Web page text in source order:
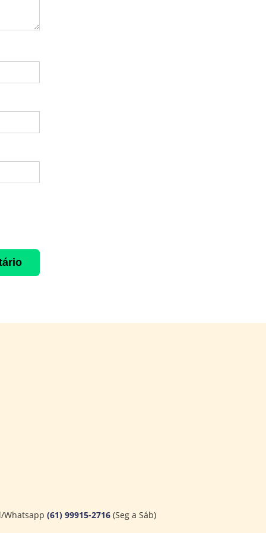
Whatsapp (61) 99915-2716(Seg a Sáb)